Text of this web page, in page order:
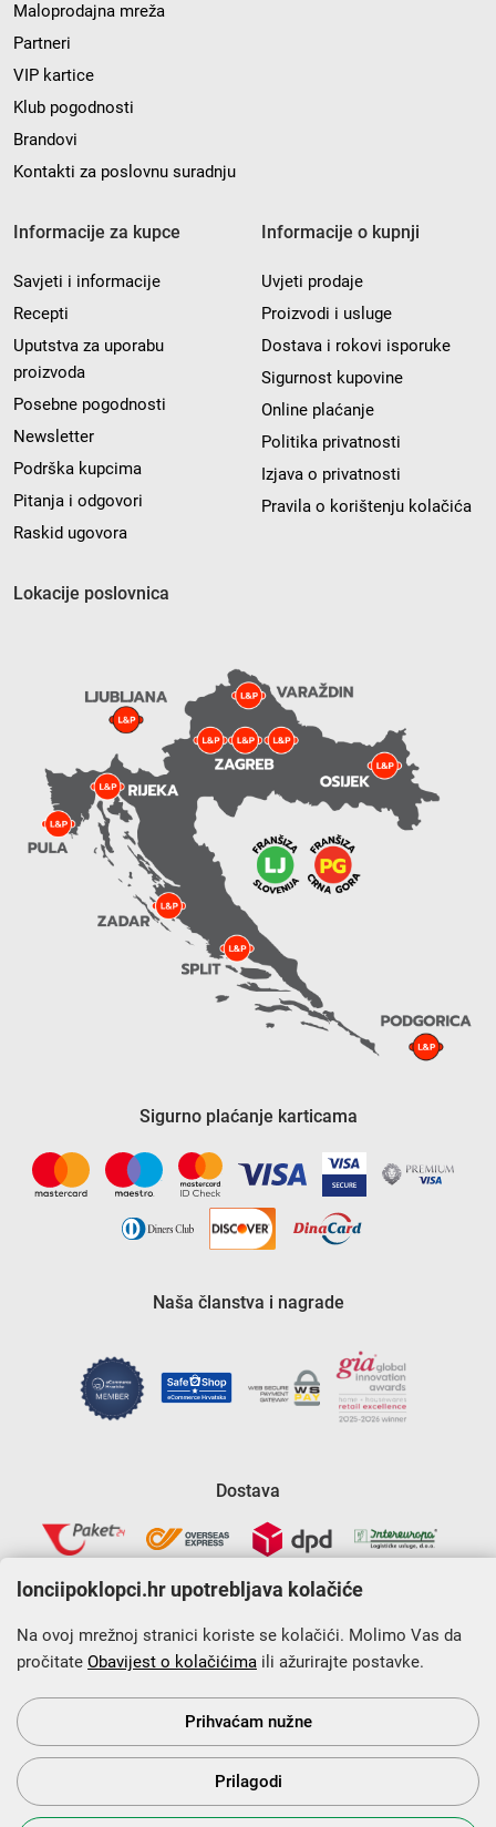
Maloprodajna mreža
Partneri
VIP kartice
Klub pogodnosti
Brandovi
Kontakti za poslovnu suradnju
Informacije za kupce
Savjeti i informacije
Recepti
Uputstva za uporabu
proizvoda
Posebne pogodnosti
Newsletter
Podrška kupcima
Pitanja i odgovori
Raskid ugovora
Informacije o kupnji
Uvjeti prodaje
Proizvodi i usluge
Dostava i rokovi isporuke
Sigurnost kupovine
Online plaćanje
Politika privatnosti
Izjava o privatnosti
Pravila o korištenju kolačića
Lokacije poslovnica
Sigurno plaćanje karticama
Naša članstva i nagrade
Dostava
Krajnji primatelj financijskog instrumenta sufinanciranog iz
Europskog fonda za regionalni razvoj u sklopu Operativnog
programa „Konkurentnost i kohezija”.
s Vama od 2014. godine!
lonciipoklopci.hr upotrebljava kolačiće
Na ovoj mrežnoj stranici koriste se kolačići. Molimo Vas da
pročitate Obavijest o kolačićima ili ažurirajte postavke.
Prihvaćam nužne
Prilagodi